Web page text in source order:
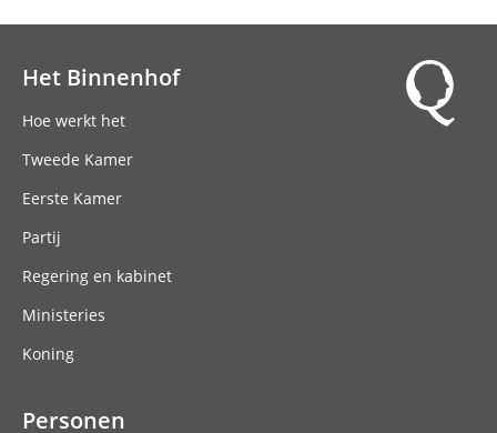
Het Binnenhof
Hoe werkt het
Tweede Kamer
Eerste Kamer
Partij
Regering en kabinet
Ministeries
Koning
Personen